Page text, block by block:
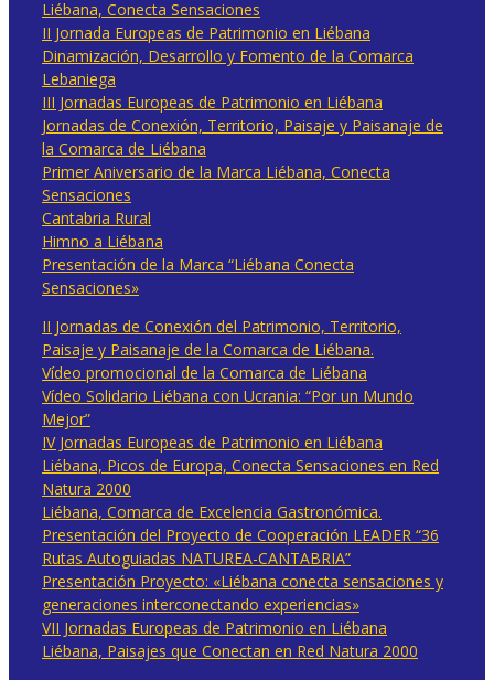
Liébana, Conecta Sensaciones
II Jornada Europeas de Patrimonio en Liébana
Dinamización, Desarrollo y Fomento de la Comarca
Lebaniega
III Jornadas Europeas de Patrimonio en Liébana
Jornadas de Conexión, Territorio, Paisaje y Paisanaje de
la Comarca de Liébana
Primer Aniversario de la Marca Liébana, Conecta
Sensaciones
Cantabria Rural
Himno a Liébana
Presentación de la Marca “Liébana Conecta
Sensaciones»
II Jornadas de Conexión del Patrimonio, Territorio,
Paisaje y Paisanaje de la Comarca de Liébana.
Vídeo promocional de la Comarca de Liébana
Vídeo Solidario Liébana con Ucrania: “Por un Mundo
Mejor”
IV Jornadas Europeas de Patrimonio en Liébana
Liébana, Picos de Europa, Conecta Sensaciones en Red
Natura 2000
Liébana, Comarca de Excelencia Gastronómica.
Presentación del Proyecto de Cooperación LEADER “36
Rutas Autoguiadas NATUREA-CANTABRIA”
Presentación Proyecto: «Liébana conecta sensaciones y
generaciones interconectando experiencias»
VII Jornadas Europeas de Patrimonio en Liébana
Liébana, Paisajes que Conectan en Red Natura 2000